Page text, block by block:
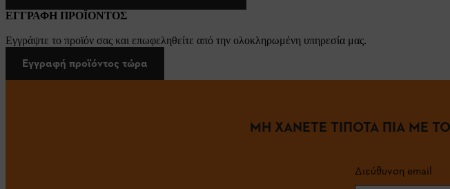
ΕΓΓΡΑΦΗ ΠΡΟΪΟΝΤΟΣ
Εγγράψτε το προϊόν σας και επωφεληθείτε από την ολοκληρωμένη υπηρεσία μας.
Εγγραφή προϊόντος τώρα
ΜΗ ΧΑΝΕΤΕ ΤΙΠΟΤΑ ΠΙΑ ΜΕ
Διεύθυνση email